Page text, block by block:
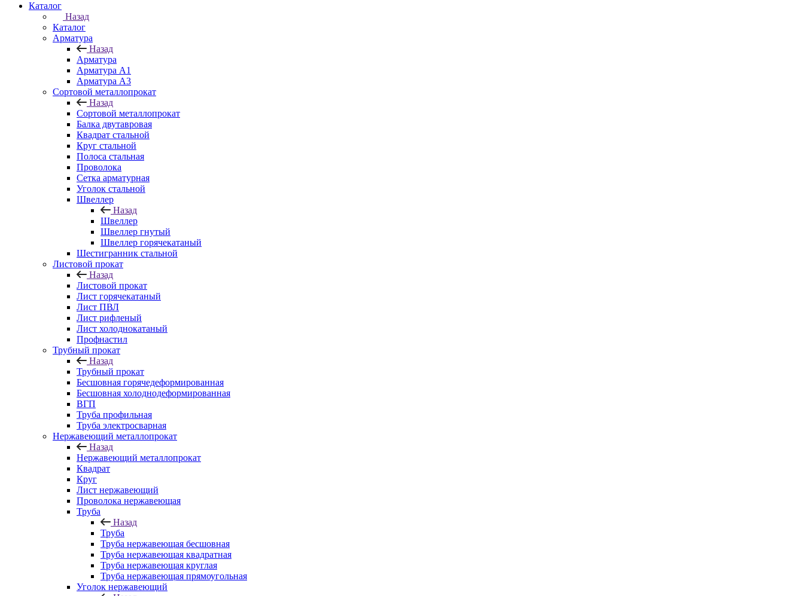
Каталог
Назад
Каталог
Арматура
Назад
Арматура
Арматура A1
Арматура А3
Сортовой металлопрокат
Назад
Сортовой металлопрокат
Балка двутавровая
Квадрат стальной
Круг стальной
Полоса стальная
Проволока
Сетка арматурная
Уголок стальной
Швеллер
Назад
Швеллер
Швеллер гнутый
Швеллер горячекатаный
Шестигранник стальной
Листовой прокат
Назад
Листовой прокат
Лист горячекатаный
Лист ПВЛ
Лист рифленый
Лист холоднокатаный
Профнастил
Трубный прокат
Назад
Трубный прокат
Бесшовная горячедеформированная
Бесшовная холоднодеформированная
ВГП
Труба профильная
Труба электросварная
Нержавеющий металлопрокат
Назад
Нержавеющий металлопрокат
Квадрат
Круг
Лист нержавеющий
Проволока нержавеющая
Труба
Назад
Труба
Труба нержавеющая бесшовная
Труба нержавеющая квадратная
Труба нержавеющая круглая
Труба нержавеющая прямоугольная
Уголок нержавеющий